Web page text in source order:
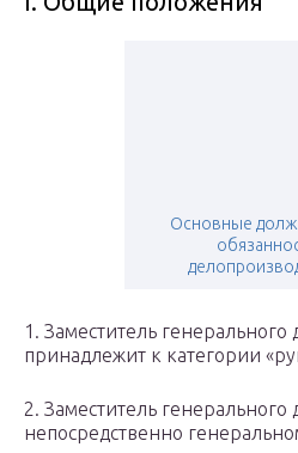
Основные
1. Заместитель генерального
принадлежит к категории
2. Заместитель генерального
непосредственно